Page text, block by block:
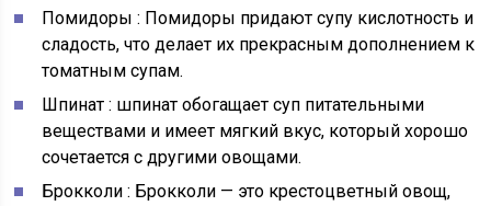
Помидоры : Помидоры придают супу кислотность и
сладость, что делает их прекрасным дополнением к
томатным супам.
Шпинат : шпинат обогащает суп питательными
веществами и имеет мягкий вкус, который хорошо
сочетается с другими овощами.
Брокколи : Брокколи — это крестоцветный овощ,